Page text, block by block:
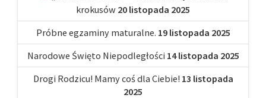
krokusów 20 listopada 2025
Próbne egzaminy maturalne. 19 listopada 2025
Narodowe Święto Niepodległości 14 listopada 2025
Drogi Rodzicu! Mamy coś dla Ciebie! 13 listopada
2025